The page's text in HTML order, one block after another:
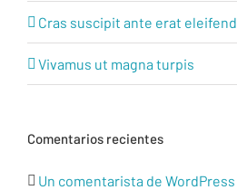
Cras suscipit ante erat eleifend
Vivamus ut magna turpis
Comentarios recientes
Un comentarista de WordPress